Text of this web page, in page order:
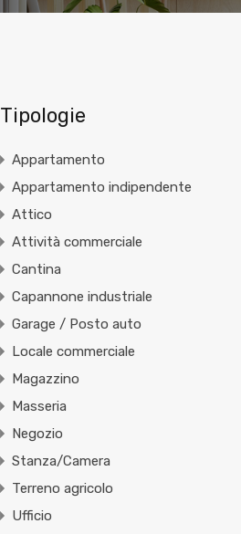
Tipologie
Appartamento
Appartamento indipendente
Attico
Attività commerciale
Cantina
Capannone industriale
Garage / Posto auto
Locale commerciale
Magazzino
Masseria
Negozio
Stanza/Camera
Terreno agricolo
Ufficio